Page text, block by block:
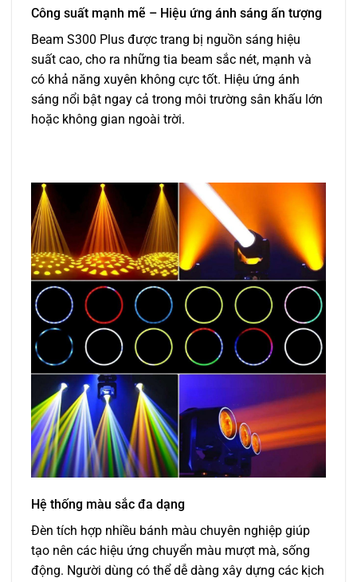
Công suất mạnh mẽ – Hiệu ứng ánh sáng ấn tượng
Beam S300 Plus được trang bị nguồn sáng hiệu
suất cao, cho ra những tia beam sắc nét, mạnh và
có khả năng xuyên không cực tốt. Hiệu ứng ánh
sáng nổi bật ngay cả trong môi trường sân khấu lớn
hoặc không gian ngoài trời.
Hệ thống màu sắc đa dạng
Đèn tích hợp nhiều bánh màu chuyên nghiệp giúp
tạo nên các hiệu ứng chuyển màu mượt mà, sống
động. Người dùng có thể dễ dàng xây dựng các kịch